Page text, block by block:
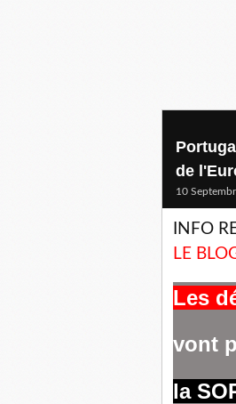
de
10
INFO
LE
Les
vont
la